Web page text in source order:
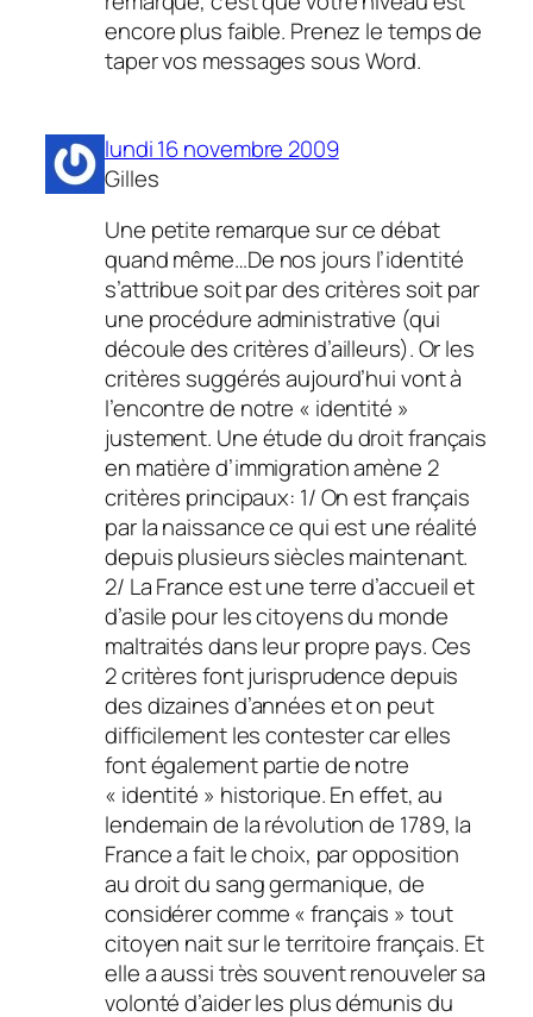
encore plus faible. Prenez le temps de
taper vos messages sous Word.
lundi 16 novembre 2009
Gilles
Une petite remarque sur ce débat
quand même…De nos jours l’identité
s’attribue soit par des critères soit par
une procédure administrative (qui
découle des critères d’ailleurs). Or les
critères suggérés aujourd’hui vont à
l’encontre de notre « identité »
justement. Une étude du droit français
en matière d’immigration amène 2
critères principaux: 1/ On est français
par la naissance ce qui est une réalité
depuis plusieurs siècles maintenant.
2/ La France est une terre d’accueil et
d’asile pour les citoyens du monde
maltraités dans leur propre pays. Ces
2 critères font jurisprudence depuis
des dizaines d’années et on peut
difficilement les contester car elles
font également partie de notre
« identité » historique. En effet, au
lendemain de la révolution de 1789, la
France a fait le choix, par opposition
au droit du sang germanique, de
considérer comme « français » tout
citoyen nait sur le territoire français. Et
elle a aussi très souvent renouveler sa
volonté d’aider les plus démunis du